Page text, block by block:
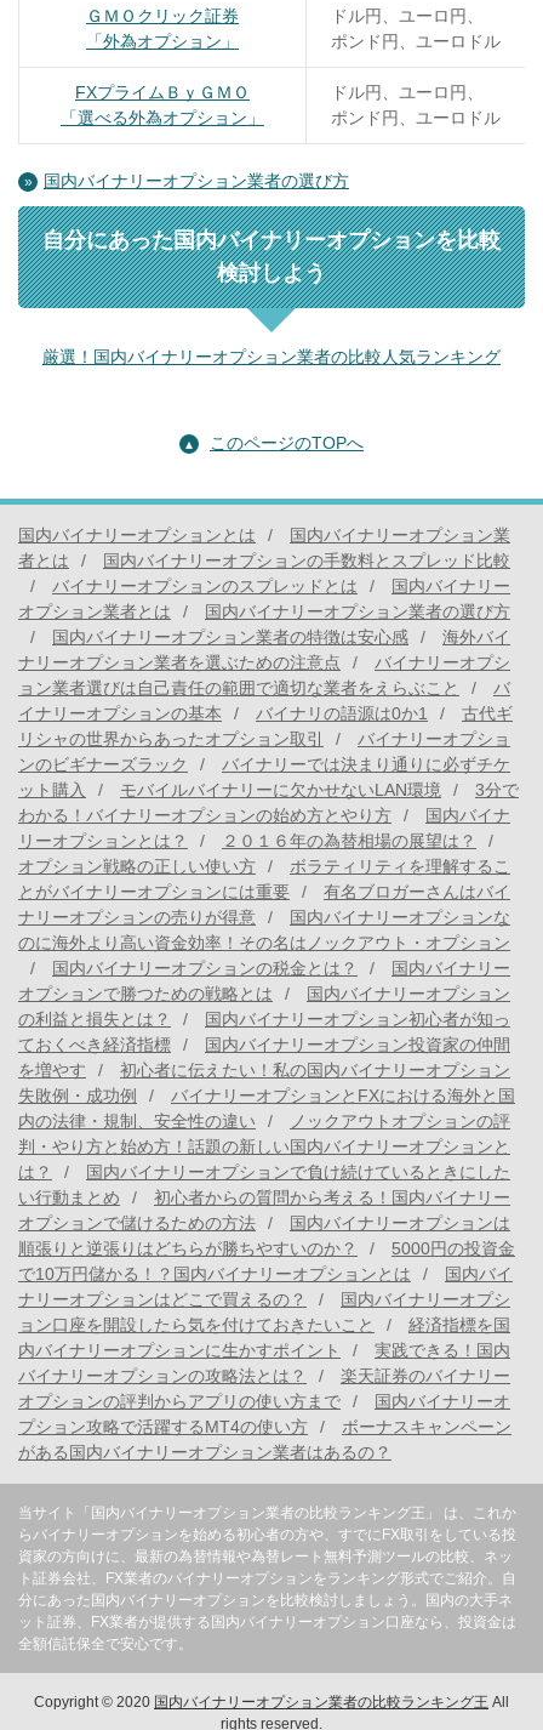
ＧＭＯクリック証券
「外為オプション」
ドル円、ユーロ円、
ポンド円、ユーロドル
FXプライムＢｙＧＭＯ
「選べる外為オプション」
ドル円、ユーロ円、
ポンド円、ユーロドル
国内バイナリーオプション業者の選び方
自分にあった国内バイナリーオプションを比較
検討しよう
厳選！国内バイナリーオプション業者の比較人気ランキング
このページのTOPへ
国内バイナリーオプションとは
国内バイナリーオプション業
者とは
国内バイナリーオプションの手数料とスプレッド比較
バイナリーオプションのスプレッドとは
国内バイナリー
オプション業者とは
国内バイナリーオプション業者の選び方
国内バイナリーオプション業者の特徴は安心感
海外バイ
ナリーオプション業者を選ぶための注意点
バイナリーオプシ
ョン業者選びは自己責任の範囲で適切な業者をえらぶこと
バ
イナリーオプションの基本
バイナリの語源は0か1
古代ギ
リシャの世界からあったオプション取引
バイナリーオプショ
ンのビギナーズラック
バイナリーでは決まり通りに必ずチケ
ット購入
モバイルバイナリーに欠かせないLAN環境
3分で
わかる！バイナリーオプションの始め方とやり方
国内バイナ
リーオプションとは？
２０１６年の為替相場の展望は？
オプション戦略の正しい使い方
ボラティリティを理解するこ
とがバイナリーオプションには重要
有名ブロガーさんはバイ
ナリーオプションの売りが得意
国内バイナリーオプションな
のに海外より高い資金効率！その名はノックアウト・オプション
国内バイナリーオプションの税金とは？
国内バイナリー
オプションで勝つための戦略とは
国内バイナリーオプション
の利益と損失とは？
国内バイナリーオプション初心者が知っ
ておくべき経済指標
国内バイナリーオプション投資家の仲間
を増やす
初心者に伝えたい！私の国内バイナリーオプション
失敗例・成功例
バイナリーオプションとFXにおける海外と国
内の法律・規制、安全性の違い
ノックアウトオプションの評
判・やり方と始め方！話題の新しい国内バイナリーオプションと
は？
国内バイナリーオプションで負け続けているときにした
い行動まとめ
初心者からの質問から考える！国内バイナリー
オプションで儲けるための方法
国内バイナリーオプションは
順張りと逆張りはどちらが勝ちやすいのか？
5000円の投資金
で10万円儲かる！？国内バイナリーオプションとは
国内バイ
ナリーオプションはどこで買えるの？
国内バイナリーオプシ
ョン口座を開設したら気を付けておきたいこと
経済指標を国
内バイナリーオプションに生かすポイント
実践できる！国内
バイナリーオプションの攻略法とは？
楽天証券のバイナリー
オプションの評判からアプリの使い方まで
国内バイナリーオ
プション攻略で活躍するMT4の使い方
ボーナスキャンペーン
がある国内バイナリーオプション業者はあるの？
当サイト「国内バイナリーオプション業者の比較ランキング王」 は、これか
らバイナリーオプションを始める初心者の方や、すでにFX取引をしている投
資家の方向けに、最新の為替情報や為替レート無料予測ツールの比較、ネッ
ト証券会社、FX業者のバイナリーオプションをランキング形式でご紹介。自
分にあった国内バイナリーオプションを比較検討しましょう。国内の大手ネ
ット証券、FX業者が提供する国内バイナリーオプション口座なら、投資金は
全額信託保全で安心です。
Copyright © 2020 国内バイナリーオプション業者の比較ランキング王 All
rights reserved.